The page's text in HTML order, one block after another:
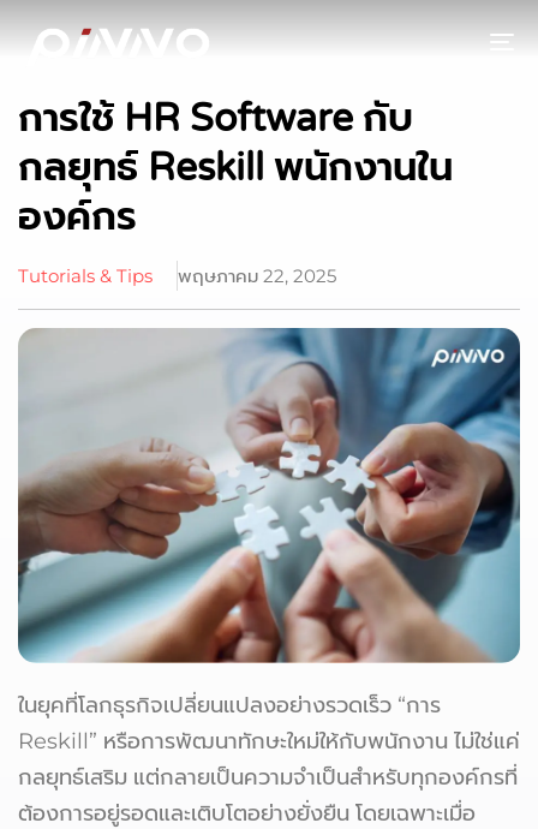
การใช้ HR Software กับ
กลยุทธ์ Reskill พนักงานใน
องค์กร
Tutorials & Tips พฤษภาคม 22, 2025
ในยุคที่โลกธุรกิจเปลี่ยนแปลงอย่างรวดเร็ว “การ
Reskill” หรือการพัฒนาทักษะใหม่ให้กับพนักงาน ไม่ใช่แค่
กลยุทธ์เสริม แต่กลายเป็นความจำเป็นสำหรับทุกองค์กรที่
ต้องการอยู่รอดและเติบโตอย่างยั่งยืน โดยเฉพาะเมื่อ